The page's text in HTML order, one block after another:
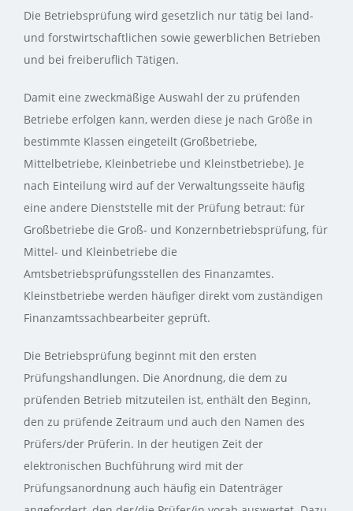
Die Betriebsprüfung wird gesetzlich nur tätig bei land-
und forstwirtschaftlichen sowie gewerblichen Betrieben
und bei freiberuflich Tätigen.
Damit eine zweckmäßige Auswahl der zu prüfenden
Betriebe erfolgen kann, werden diese je nach Größe in
bestimmte Klassen eingeteilt (Großbetriebe,
Mittelbetriebe, Kleinbetriebe und Kleinstbetriebe). Je
nach Einteilung wird auf der Verwaltungsseite häufig
eine andere Dienststelle mit der Prüfung betraut: für
Großbetriebe die Groß- und Konzernbetriebsprüfung, für
Mittel- und Kleinbetriebe die
Amtsbetriebsprüfungsstellen des Finanzamtes.
Kleinstbetriebe werden häufiger direkt vom zuständigen
Finanzamtssachbearbeiter geprüft.
Die Betriebsprüfung beginnt mit den ersten
Prüfungshandlungen. Die Anordnung, die dem zu
prüfenden Betrieb mitzuteilen ist, enthält den Beginn,
den zu prüfende Zeitraum und auch den Namen des
Prüfers/der Prüferin. In der heutigen Zeit der
elektronischen Buchführung wird mit der
Prüfungsanordnung auch häufig ein Datenträger